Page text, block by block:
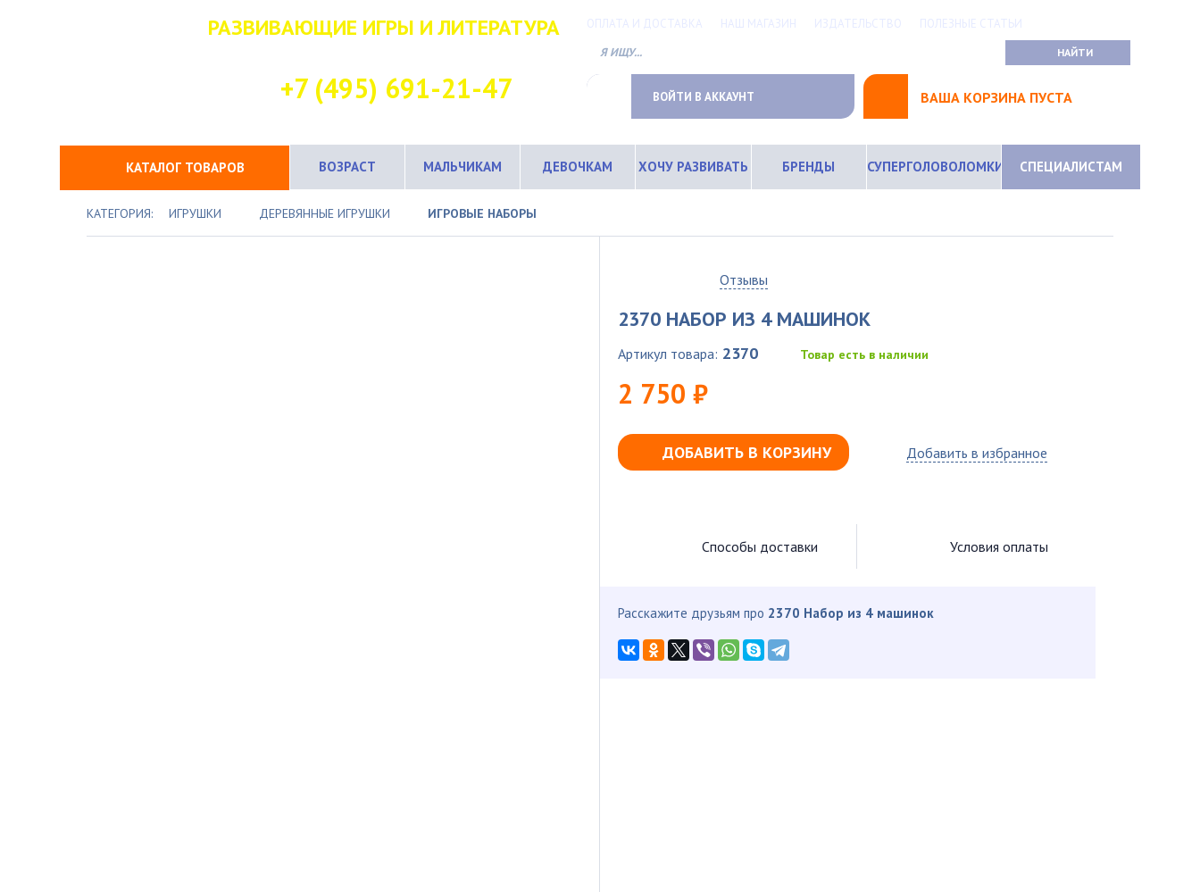
РАЗВИВАЮЩИЕ ИГРЫ И ЛИТЕРАТУРА
+7 (495) 691-21-47
ОПЛАТА И ДОСТАВКА НАШ МАГАЗИН ИЗДАТЕЛЬСТВО ПОЛЕЗНЫЕ СТАТЬИ
ВОЙТИ В АККАУНТ ВАША КОРЗИНА ПУСТА
КАТАЛОГ ТОВАРОВ ВОЗРАСТ МАЛЬЧИКАМ ДЕВОЧКАМ ХОЧУ РАЗВИВАТЬ БРЕНДЫ СУПЕРГОЛОВОЛОМКИ СПЕЦИАЛИСТАМ
КАТЕГОРИЯ: ИГРУШКИ ДЕРЕВЯННЫЕ ИГРУШКИ ИГРОВЫЕ НАБОРЫ
Отзывы
2370 НАБОР ИЗ 4 МАШИНОК
Артикул товара: 2370 Товар есть в наличии
2 750 ₽
ДОБАВИТЬ В КОРЗИНУ Добавить в избранное
Способы доставки Условия оплаты
Расскажите друзьям про 2370 Набор из 4 машинок